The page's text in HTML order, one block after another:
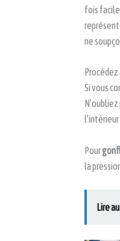
fois facile
ne
Si vous
Pour
la
Lire